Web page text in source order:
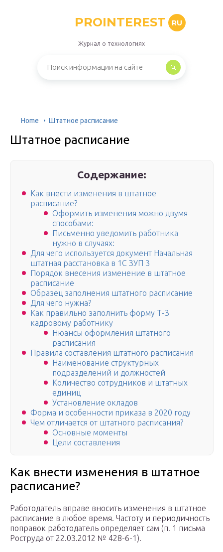
PROINTEREST RU
Журнал о технологиях
Home Штатное расписание
Штатное расписание
Содержание:
Как внести изменения в штатное
расписание?
Оформить изменения можно двумя
способами:
Письменно уведомить работника
нужно в случаях:
Для чего используется документ Начальная
штатная расстановка в 1С ЗУП 3
Порядок внесения изменение в штатное
расписание
Образец заполнения штатного расписание
Для чего нужна?
Как правильно заполнить форму Т-3
кадровому работнику
Нюансы оформления штатного
расписания
Правила составления штатного расписания
Наименование структурных
подразделений и должностей
Количество сотрудников и штатных
единиц
Установление окладов
Форма и особенности приказа в 2020 году
Чем отличается от штатного расписания?
Основные моменты
Цели составления
Как внести изменения в штатное
расписание?
Работодатель вправе вносить изменения в штатное
расписание в любое время. Частоту и периодичность
поправок работодатель определяет сам (п. 1 письма
Роструда от 22.03.2012 № 428-6-1).